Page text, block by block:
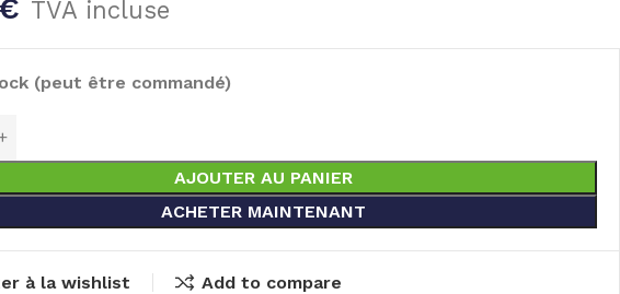
€ TVA incluse
(peut être commandé)
AJOUTER AU PANIER
ACHETER MAINTENANT
à la wishlist Add to compare